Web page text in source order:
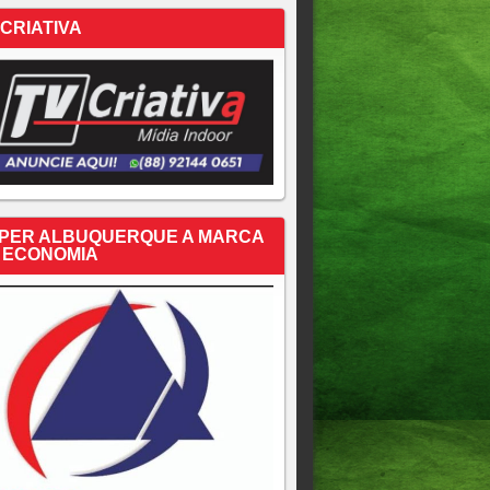
ALBUQUERQUE A MARCA
ECONOMIA